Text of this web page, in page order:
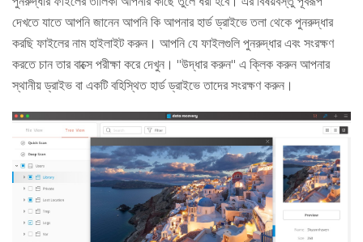
দেখতে যাতে আপনি জানেন আপনি কি আপনার হার্ড ড্রাইভে তলা থেকে পুনরুদ্ধার
করছি ফাইলের নাম হাইলাইট করুন। আপনি যে ফাইলগুলি পুনরুদ্ধার এবং সংরক্ষণ
করতে চান তার বাক্সে পরীক্ষা করে দেখুন। "উদ্ধার করুন" এ ক্লিক করুন আপনার
স্থানীয় ড্রাইভ বা একটি বহিস্থিত হার্ড ড্রাইভে তাদের সংরক্ষণ করুন।